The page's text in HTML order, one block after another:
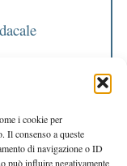
i cookie per
Il consenso a queste
di navigazione o ID
può influire negativamente
e 2 milioni